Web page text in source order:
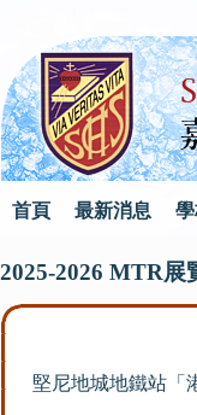
首頁 最新消息
2025-2026 MTR展
堅尼地城地鐵站「